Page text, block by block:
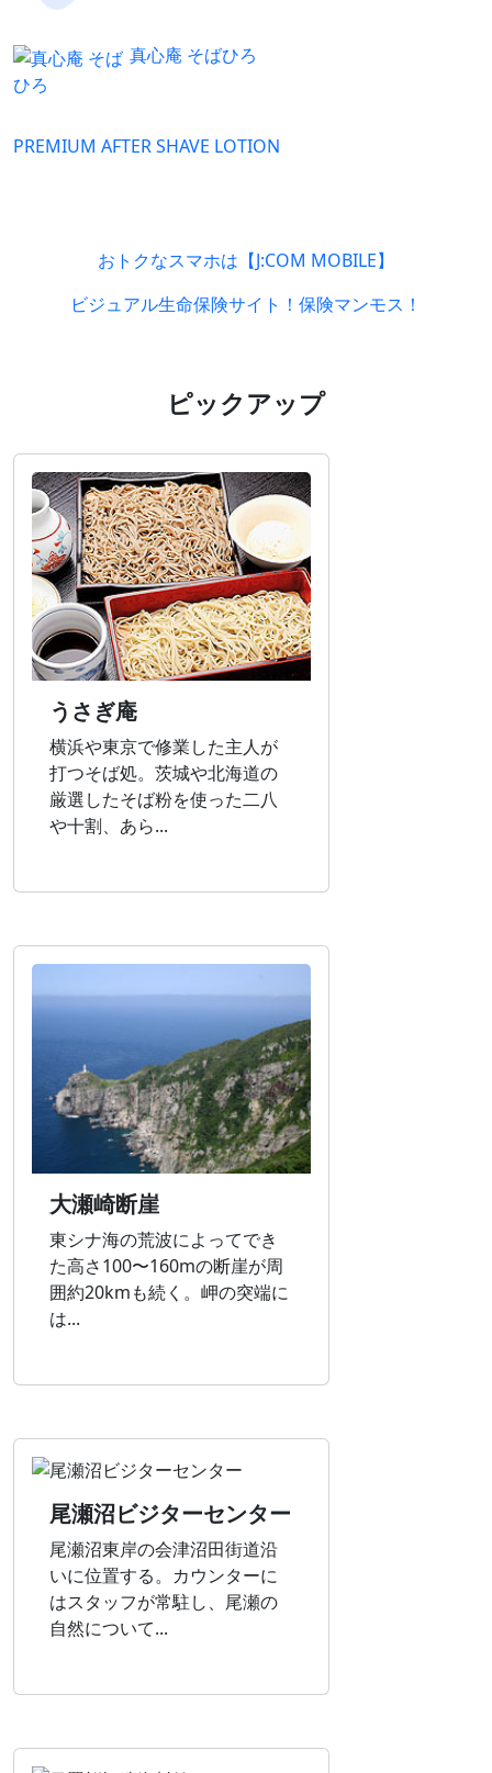
真心庵 そばひろ
PREMIUM AFTER SHAVE LOTION
おトクなスマホは【J:COM MOBILE】
ビジュアル生命保険サイト！保険マンモス！
ピックアップ
うさぎ庵
横浜や東京で修業した主人が
打つそば処。茨城や北海道の
厳選したそば粉を使った二八
や十割、あら...
大瀬崎断崖
東シナ海の荒波によってでき
た高さ100〜160mの断崖が周
囲約20kmも続く。岬の突端に
は...
尾瀬沼ビジターセンター
尾瀬沼東岸の会津沼田街道沿
いに位置する。カウンターに
はスタッフが常駐し、尾瀬の
自然について...